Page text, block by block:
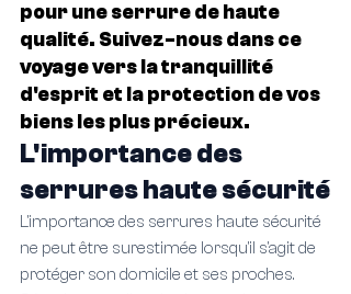
pour une serrure de haute
qualité. Suivez-nous dans ce
voyage vers la tranquillité
d'esprit et la protection de vos
biens les plus précieux.
L'importance des
serrures haute sécurité
L'importance des serrures haute sécurité
ne peut être surestimée lorsqu'il s'agit de
protéger son domicile et ses proches.